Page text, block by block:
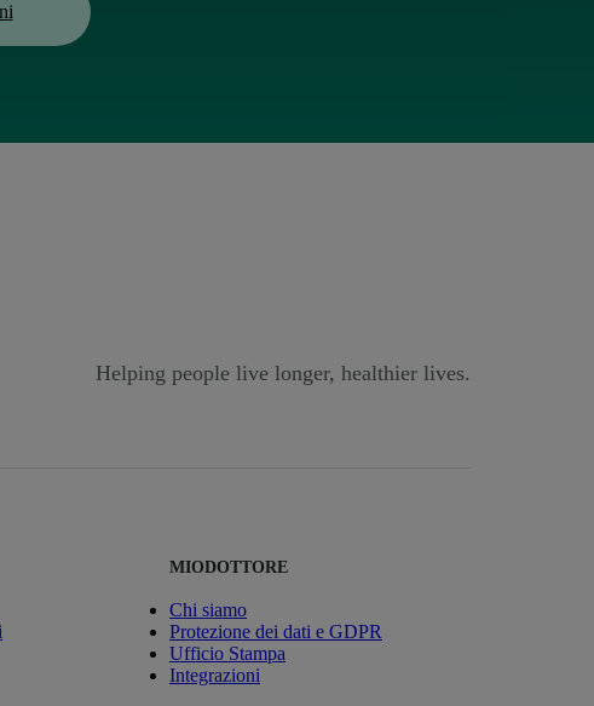
Helping people live longer, healthier lives.
MIODOTTORE
Chi siamo
Protezione dei dati e GDPR
Ufficio Stampa
Integrazioni